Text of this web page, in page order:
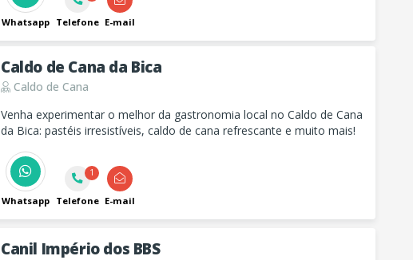
Whatsapp Telefone E-mail
Caldo de Cana da Bica
Caldo de Cana
Venha experimentar o melhor da gastronomia local no Caldo de Cana
da Bica: pastéis irresistíveis, caldo de cana refrescante e muito mais!
Whatsapp
1
Telefone E-mail
Canil Império dos BBS